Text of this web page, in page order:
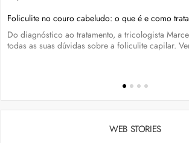
Foliculite no couro cabeludo: o que é e como
Do diagnóstico ao tratamento, a tricologista
todas as suas dúvidas sobre a foliculite capilar.
WEB STORIES